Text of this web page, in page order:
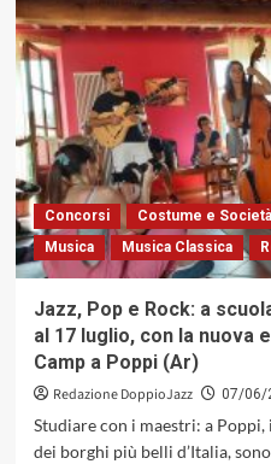
Concorsi Costume e Società
Musica
Musica Classica
Jazz, Pop e Rock: a
al 17 luglio, con la nuova
Camp a Poppi (Ar)
Redazione DoppioJazz 07/06/
Studiare con i maestri: a
dei borghi più belli d’Italia,